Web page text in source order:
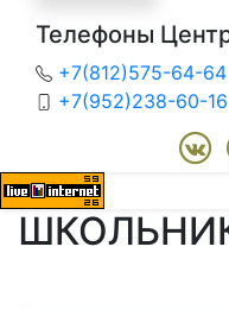
Телефоны
+7(812)575-64-64
+7(952)238-60-16